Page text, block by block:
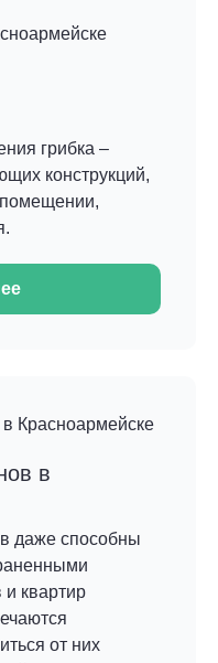
грибка –
конструкций,
в
даже способны
квартир
от них